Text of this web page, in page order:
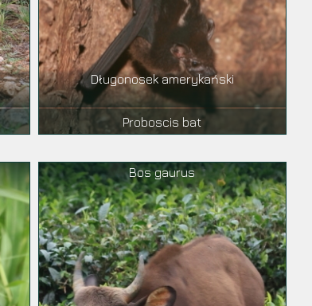
Długonosek amerykański
Proboscis bat
Bos gaurus